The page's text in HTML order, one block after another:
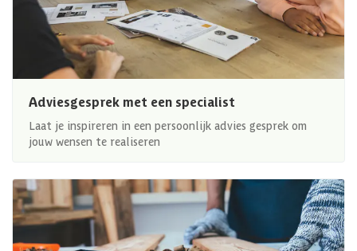
Adviesgesprek met een specialist
Laat je inspireren in een persoonlijk advies gesprek om
jouw wensen te realiseren